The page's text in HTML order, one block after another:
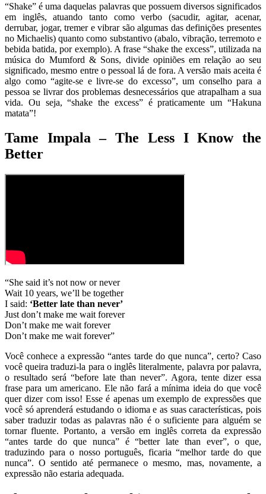
“Shake” é uma daquelas palavras que possuem diversos significados
em inglês, atuando tanto como verbo (sacudir, agitar, acenar,
derrubar, jogar, tremer e vibrar são algumas das definições presentes
no Michaelis) quanto como substantivo (abalo, vibração, terremoto e
bebida batida, por exemplo). A frase “shake the excess”, utilizada na
música do Mumford & Sons, divide opiniões em relação ao seu
significado, mesmo entre o pessoal lá de fora. A versão mais aceita é
algo como “agite-se e livre-se do excesso”, um conselho para a
pessoa se livrar dos problemas desnecessários que atrapalham a sua
vida. Ou seja, “shake the excess” é praticamente um “Hakuna
matata”!
Tame Impala – The Less I Know the
Better
“She said it’s not now or never
Wait 10 years, we’ll be together
I said: ‘Better late than never’
Just don’t make me wait forever
Don’t make me wait forever
Don’t make me wait forever”
Você conhece a expressão “antes tarde do que nunca”, certo? Caso
você queira traduzi-la para o inglês literalmente, palavra por palavra,
o resultado será “before late than never”. Agora, tente dizer essa
frase para um americano. Ele não fará a mínima ideia do que você
quer dizer com isso! Esse é apenas um exemplo de expressões que
você só aprenderá estudando o idioma e as suas características, pois
saber traduzir todas as palavras não é o suficiente para alguém se
tornar fluente. Portanto, a versão em inglês correta da expressão
“antes tarde do que nunca” é “better late than ever”, o que,
traduzindo para o nosso português, ficaria “melhor tarde do que
nunca”. O sentido até permanece o mesmo, mas, novamente, a
expressão não estaria adequada.